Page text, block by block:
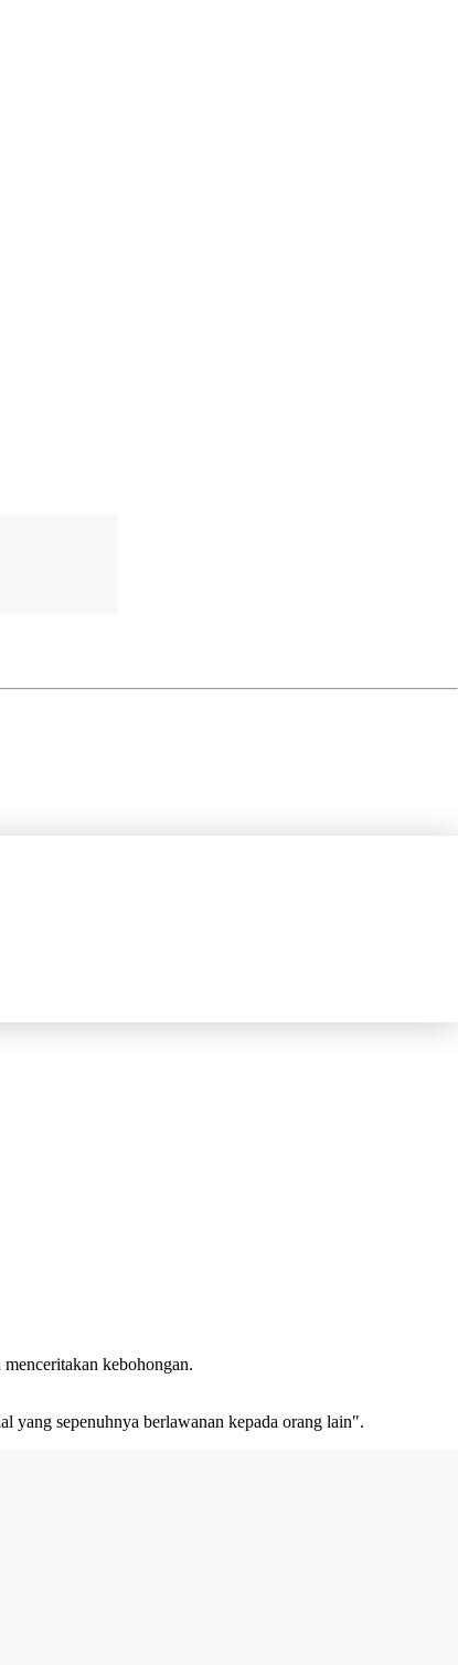
kebohongan.
yang sepenuhnya berlawanan kepada orang lain".